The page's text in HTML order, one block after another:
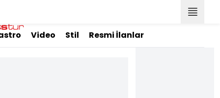
Video Stil Resmi İlanlar